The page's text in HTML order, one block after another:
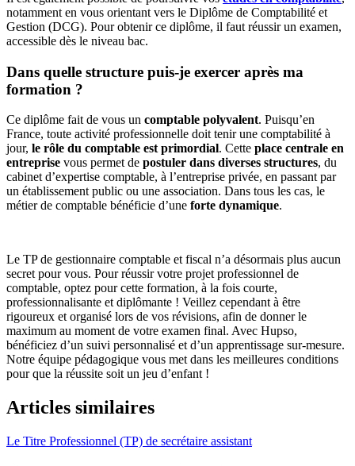
notamment en vous orientant vers le Diplôme de Comptabilité et
Gestion (DCG). Pour obtenir ce diplôme, il faut réussir un examen,
accessible dès le niveau bac.
Dans quelle structure puis-je exercer après ma
formation ?
Ce diplôme fait de vous un comptable polyvalent. Puisqu’en
France, toute activité professionnelle doit tenir une comptabilité à
jour, le rôle du comptable est primordial. Cette place centrale en
entreprise vous permet de postuler dans diverses structures, du
cabinet d’expertise comptable, à l’entreprise privée, en passant par
un établissement public ou une association. Dans tous les cas, le
métier de comptable bénéficie d’une forte dynamique.
Le TP de gestionnaire comptable et fiscal n’a désormais plus aucun
secret pour vous. Pour réussir votre projet professionnel de
comptable, optez pour cette formation, à la fois courte,
professionnalisante et diplômante ! Veillez cependant à être
rigoureux et organisé lors de vos révisions, afin de donner le
maximum au moment de votre examen final. Avec Hupso,
bénéficiez d’un suivi personnalisé et d’un apprentissage sur-mesure.
Notre équipe pédagogique vous met dans les meilleures conditions
pour que la réussite soit un jeu d’enfant !
Articles similaires
Le Titre Professionnel (TP) de secrétaire assistant